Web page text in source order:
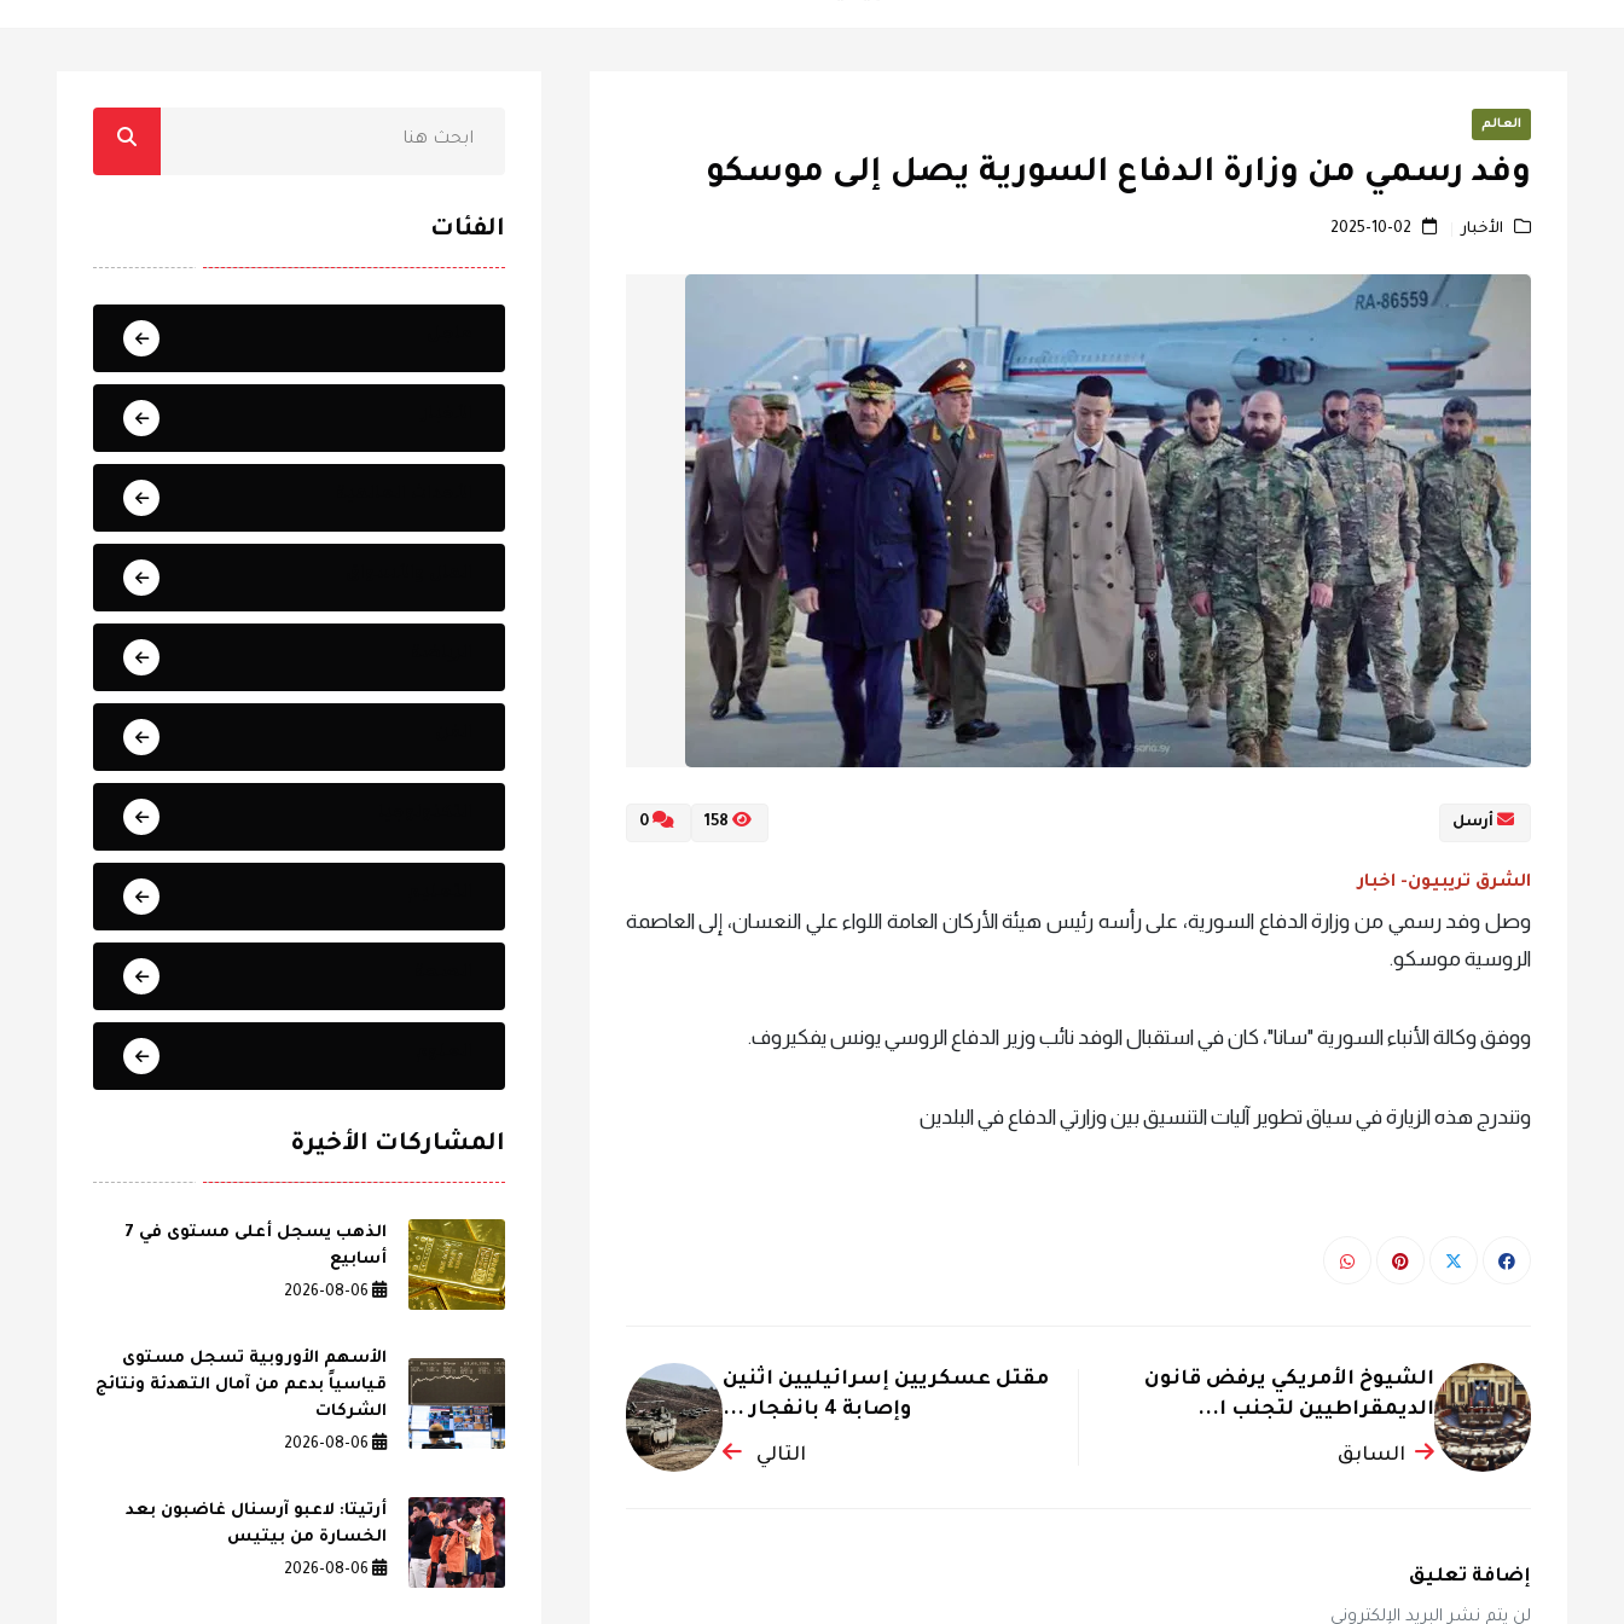
العالم
وفد رسمي من وزارة الدفاع السورية يصل إلى موسكو
الأخبار
أرسل 0
الشرق تريبيون- اخبار
وصل وفد رسمي من وزارة الدفاع السورية، على رأسه رئيس هيئة الأركان العامة اللواء علي النعسان، إلى العاصمة
الروسية موسكو.
ووفق وكالة الأنباء السورية "سانا"، كان في استقبال الوفد نائب وزير الدفاع الروسي يونس يفكيروف.
وتندرج هذه الزيارة في سياق تطوير آليات التنسيق بين وزارتي الدفاع في البلدين
الشيوخ الأمريكي يرفض قانون
الديمقراطيين لتجنب ا...
السابق
مقتل عسكريين إسرائيليين اثنين
وإصابة 4 بانفجار ...
التالي
إضافة تعليق
لن يتم نشر البريد الإلكتروني
الفئات
المشاركات الأخيرة
الذهب يسجل أعلى مستوى في 7
أسابيع
الأسهم الأوروبية تسجل مستوى
قياسياً بدعم من آمال التهدئة ونتائج
الشركات
أرتيتا: لاعبو آرسنال غاضبون بعد
الخسارة من بيتيس